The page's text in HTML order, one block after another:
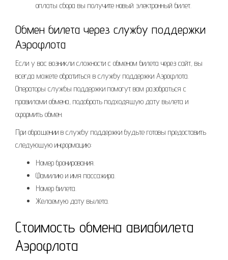
оплаты сбора вы получите новый электронный билет.
Обмен билета через службу поддержки
Аэрофлота
Если у вас возникли сложности с обменом билета через сайт, вы
всегда можете обратиться в службу поддержки Аэрофлота.
Операторы службы поддержки помогут вам разобраться с
правилами обмена, подобрать подходящую дату вылета и
оформить обмен.
При обращении в службу поддержки будьте готовы предоставить
следующую информацию:
Номер бронирования.
Фамилию и имя пассажира.
Номер билета.
Желаемую дату вылета.
Стоимость обмена авиабилета
Аэрофлота